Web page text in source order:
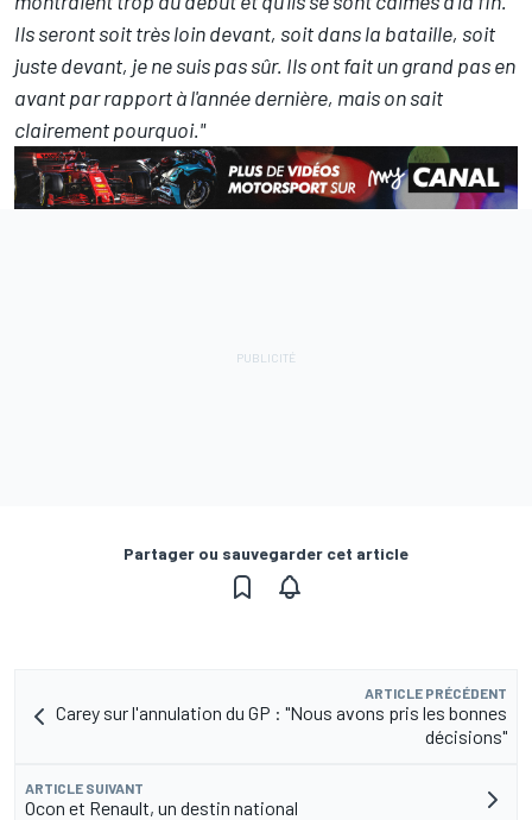
Ils seront soit très loin devant, soit dans la bataille, soit
juste devant, je ne suis pas sûr. Ils ont fait un grand pas en
avant par rapport à l'année dernière, mais on sait
clairement pourquoi."
Partager ou sauvegarder cet article
ARTICLE PRÉCÉDENT
Carey sur l'annulation du GP : "Nous avons pris les bonnes
décisions"
ARTICLE SUIVANT
Ocon et Renault, un destin national